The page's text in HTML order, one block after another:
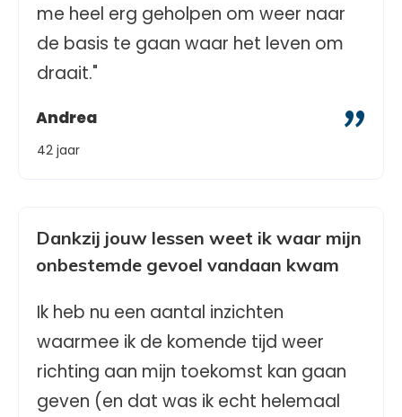
me heel erg geholpen om weer naar
de basis te gaan waar het leven om
draait."
Andrea "
42 jaar
Dankzij jouw lessen weet ik waar mijn
onbestemde gevoel vandaan kwam
Ik heb nu een aantal inzichten
waarmee ik de komende tijd weer
richting aan mijn toekomst kan gaan
geven (en dat was ik echt helemaal